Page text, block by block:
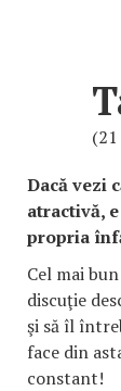
Dacă vezi
atractivă,
propria
Cel mai
discuţie
şi să îl
face din
constant!